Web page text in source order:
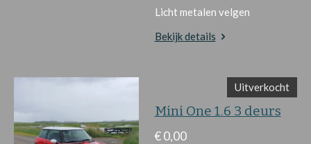
Licht metalen velgen
Bekijk details
Uitverkocht
Mini One 1.6 3 deurs
€ 0,00